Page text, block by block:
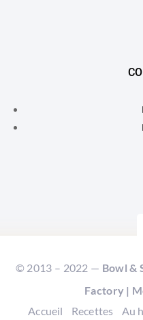
© 2013 – 2022 — Bowl &
Factory |
Accueil
Recettes Au